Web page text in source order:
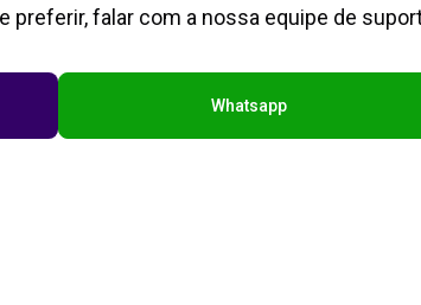
preferir, falar com a nossa equipe de
Whatsapp